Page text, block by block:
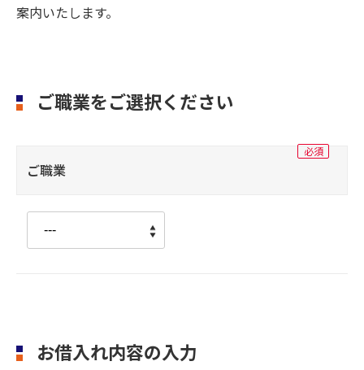
案内いたします。
ご職業をご選択ください
ご職業
お借入れ内容の入力